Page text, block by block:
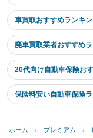
車買取おすすめランキ
廃車買取業者おすすめ
20代向け自動車保険お
保険料安い自動車保険
ホーム › プレミアム ›